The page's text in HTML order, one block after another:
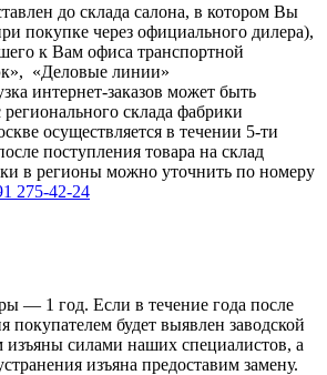
до склада салона, в котором Вы
покупке через официального дилера),
к Вам офиса транспортной
«Деловые линии»
интернет-заказов может быть
регионального склада фабрики
осуществляется в течении 5-ти
поступления товара на склад
в регионы можно уточнить по номеру
275-42-24
— 1 год. Если в течение года после
покупателем будет выявлен заводской
изъяны силами наших специалистов, а
изъяна предоставим замену.